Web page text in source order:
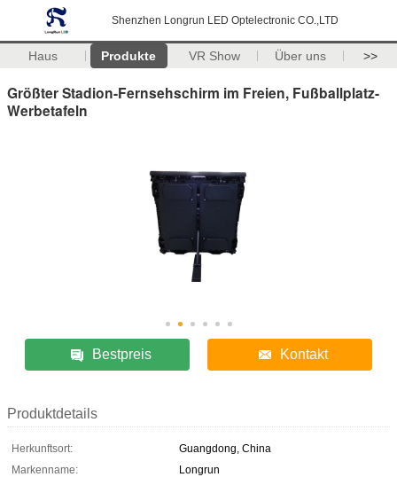
Shenzhen Longrun LED Optelectronic CO.,LTD
Haus Produkte VR Show Über uns >>
Größter Stadion-Fernsehschirm im Freien, Fußballplatz-
Werbetafeln
Bestpreis Kontakt
Produktdetails
Herkunftsort:
Guangdong, China
Markenname:
Longrun